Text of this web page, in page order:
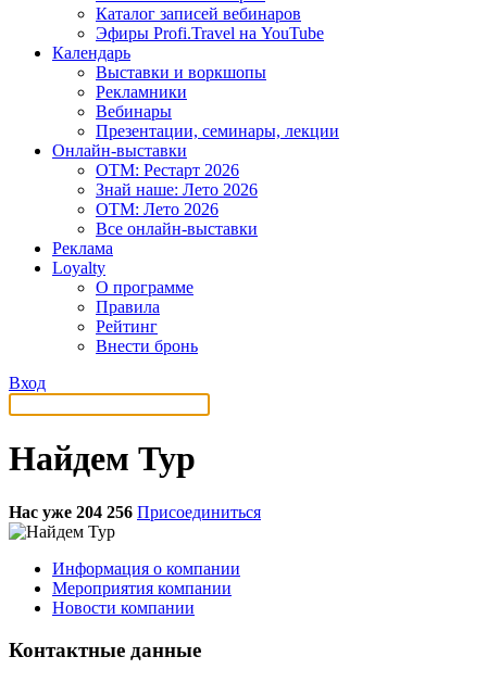
Каталог записей вебинаров
Эфиры Profi.Travel на YouTube
Календарь
Выставки и воркшопы
Рекламники
Вебинары
Презентации, семинары, лекции
Онлайн-выставки
OTM: Рестарт 2026
Знай наше: Лето 2026
OTM: Лето 2026
Все онлайн-выставки
Реклама
Loyalty
О программе
Правила
Рейтинг
Внести бронь
Вход
Найдем Тур
Нас уже 204 256 Присоединиться
Информация о компании
Мероприятия компании
Новости компании
Контактные данные